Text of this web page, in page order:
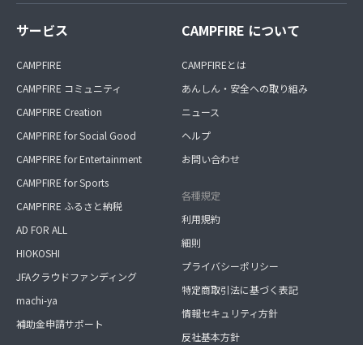
サービス
CAMPFIRE
CAMPFIRE コミュニティ
CAMPFIRE Creation
CAMPFIRE for Social Good
CAMPFIRE for Entertainment
CAMPFIRE for Sports
CAMPFIRE ふるさと納税
AD FOR ALL
HIOKOSHI
JFAクラウドファンディング
machi-ya
補助金申請サポート
CAMPFIRE について
CAMPFIREとは
あんしん・安全への取り組み
ニュース
ヘルプ
お問い合わせ
各種規定
利用規約
細則
プライバシーポリシー
特定商取引法に基づく表記
情報セキュリティ方針
反社基本方針